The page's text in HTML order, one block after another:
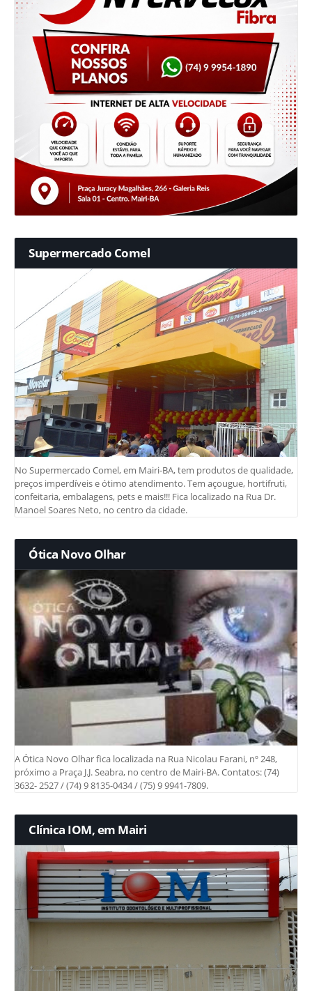
Supermercado Comel
No Supermercado Comel, em Mairi-BA, tem produtos de qualidade,
preços imperdíveis e ótimo atendimento. Tem açougue, hortifruti,
confeitaria, embalagens, pets e mais!!! Fica localizado na Rua Dr.
Manoel Soares Neto, no centro da cidade.
Ótica Novo Olhar
A Ótica Novo Olhar fica localizada na Rua Nicolau Farani, nº 248,
próximo a Praça J.J. Seabra, no centro de Mairi-BA. Contatos: (74)
3632- 2527 / (74) 9 8135-0434 / (75) 9 9941-7809.
Clínica IOM, em Mairi